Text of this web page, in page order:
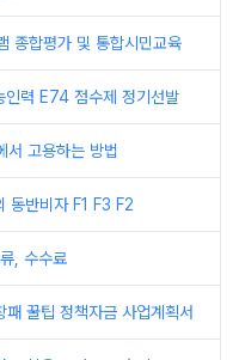
종합평가 및 통합시민교육
력 E74 점수제 정기선발
고용하는 방법
반비자 F1 F3 F2
, 수수료
꿀팁 정책자금 사업계획서